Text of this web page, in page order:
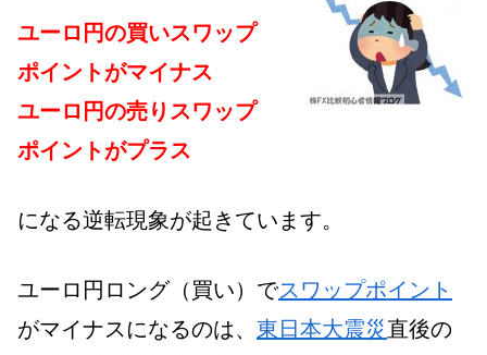
ユーロ円の買いスワップ
ポイントがマイナス
ユーロ円の売りスワップ
ポイントがプラス
になる逆転現象が起きています。
ユーロ円ロング（買い）でスワップポイント
がマイナスになるのは、 東日本大震災直後の